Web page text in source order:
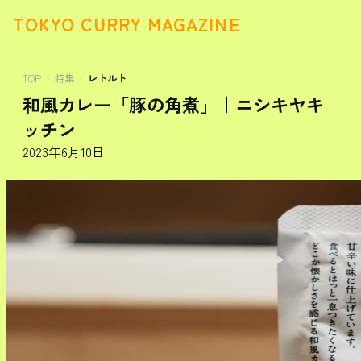
TOKYO CURRY MAGAZINE
TOP 特集 レトルト
和風カレー「豚の角煮」｜ニシキヤキ
ッチン
2023年6月10日